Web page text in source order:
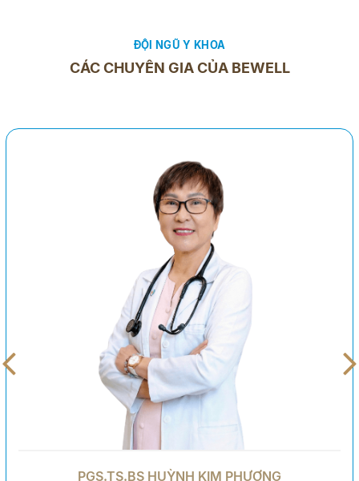
ĐỘI NGŨ Y KHOA
CÁC CHUYÊN GIA CỦA BEWELL
PGS.TS.BS HUỲNH KIM PHƯỢNG